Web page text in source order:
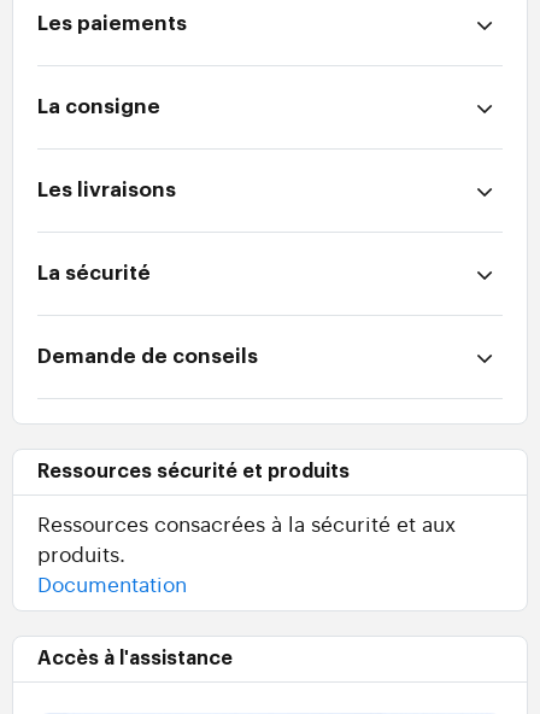
Les paiements
La consigne
Les livraisons
La sécurité
Demande de conseils
Ressources sécurité et produits
Ressources consacrées à la sécurité et aux
produits.
Documentation
Accès à l'assistance